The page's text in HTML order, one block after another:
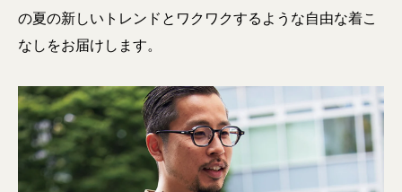
の夏の新しいトレンドとワクワクするような自由な着こ
なしをお届けします。